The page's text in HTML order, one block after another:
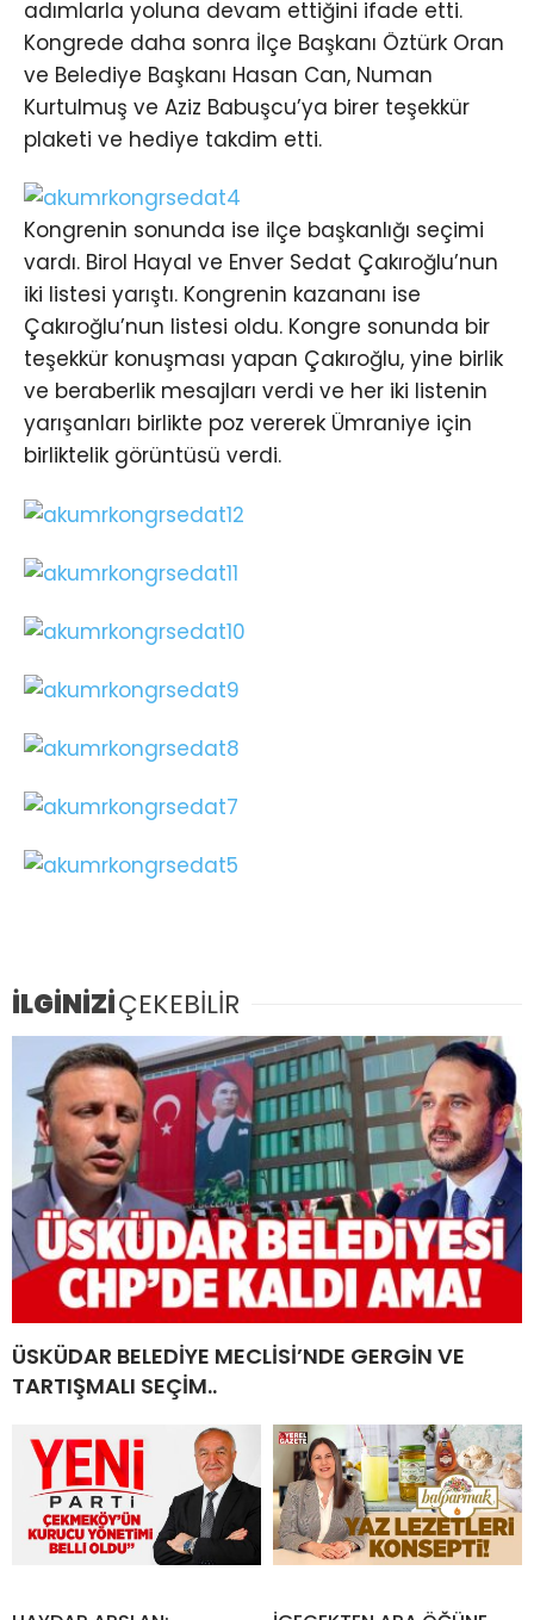
adımlarla yoluna devam ettiğini ifade etti.
Kongrede daha sonra İlçe Başkanı Öztürk Oran
ve Belediye Başkanı Hasan Can, Numan
Kurtulmuş ve Aziz Babuşcu’ya birer teşekkür
plaketi ve hediye takdim etti.
Kongrenin sonunda ise ilçe başkanlığı seçimi
vardı. Birol Hayal ve Enver Sedat Çakıroğlu’nun
iki listesi yarıştı. Kongrenin kazananı ise
Çakıroğlu’nun listesi oldu. Kongre sonunda bir
teşekkür konuşması yapan Çakıroğlu, yine birlik
ve beraberlik mesajları verdi ve her iki listenin
yarışanları birlikte poz vererek Ümraniye için
birliktelik görüntüsü verdi.
İLGİNİZİÇEKEBİLİR
ÜSKÜDAR BELEDİYE MECLİSİ’NDE GERGİN VE
TARTIŞMALI SEÇİM..